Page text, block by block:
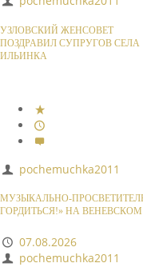
УЗЛОВСКИЙ ЖЕНСОВЕТ
ПОЗДРАВИЛ СУПРУГОВ СЕЛА
ИЛЬИНКА
pochemuchka2011
МУЗЫКАЛЬНО-
ГОРДИТЬСЯ!» НА
07.08.2026
pochemuchka2011